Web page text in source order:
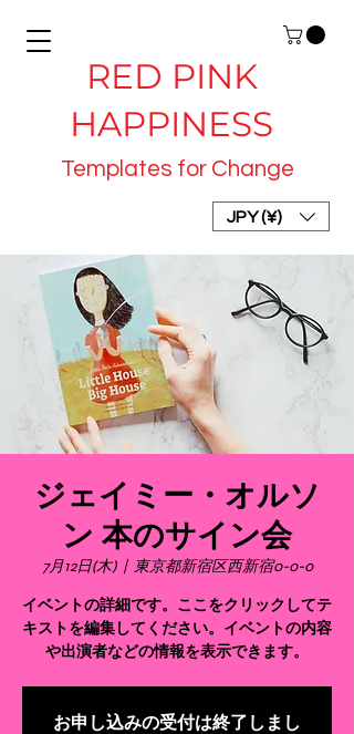
RED PINK
HAPPINESS
Templates for Change
JPY (¥)
ジェイミー・オルソ
ン 本のサイン会
7月12日(木)
  |
東京都新宿区西新宿0-0-0
イベントの詳細です。ここをクリックしてテ
キストを編集してください。イベントの内容
お申し込みの受付は終了しまし